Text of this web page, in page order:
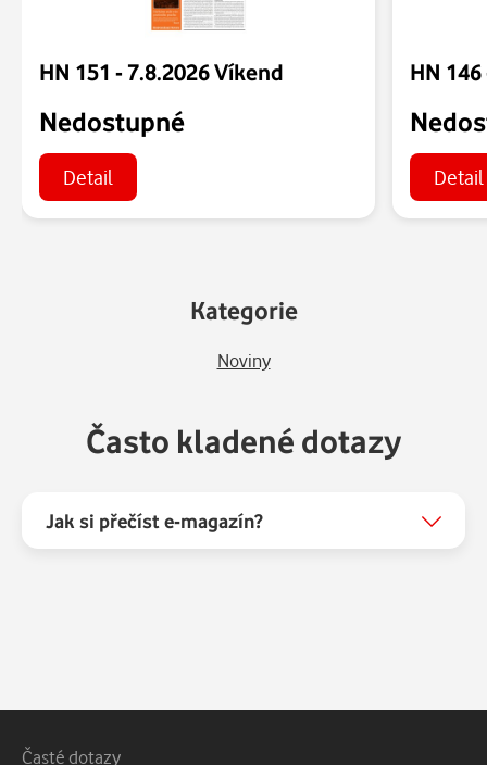
HN 151 - 7.8.2026 Víkend
Nedostupné
Detail
HN
Detail
Kategorie
Noviny
Často kladené dotazy
Jak si přečíst e-magazín?
Vedlejší navigace
Časté dotazy